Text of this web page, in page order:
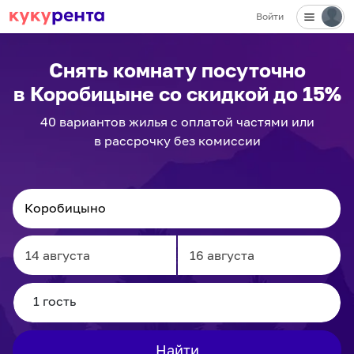
Войти
Снять комнату посуточно
в Коробицыне со скидкой до 15%
40 вариантовжилья с оплатой частями или
в рассрочку без комиссии
Navigate
forward
to
interact
Navigate
to
interact
Найти